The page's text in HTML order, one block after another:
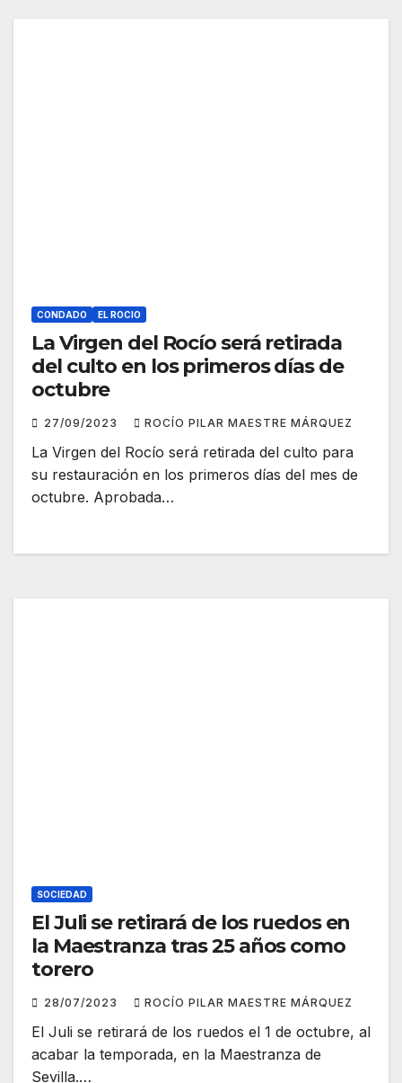
CONDADO EL ROCIO
La Virgen del Rocío será retirada
del culto en los primeros días de
octubre
27/09/2023 ROCÍO PILAR MAESTRE MÁRQUEZ
La Virgen del Rocío será retirada del culto para
su restauración en los primeros días del mes de
octubre. Aprobada…
SOCIEDAD
El Juli se retirará de los ruedos en
la Maestranza tras 25 años como
torero
28/07/2023 ROCÍO PILAR MAESTRE MÁRQUEZ
El Juli se retirará de los ruedos el 1 de octubre, al
acabar la temporada, en la Maestranza de
Sevilla.…